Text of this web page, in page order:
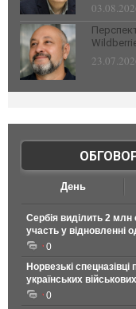
День
Сербія виділить 2 млн
участь у відновленні
0
Норвезькі спецназівці
українських
0